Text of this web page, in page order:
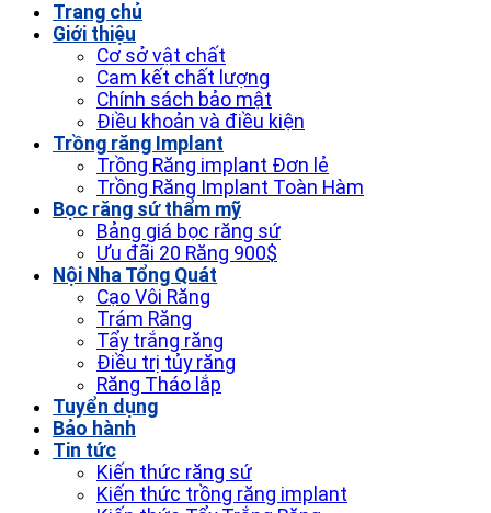
Trang chủ
Giới thiệu
Cơ sở vật chất
Cam kết chất lượng
Chính sách bảo mật
Điều khoản và điều kiện
Trồng răng Implant
Trồng Răng implant Đơn lẻ
Trồng Răng Implant Toàn Hàm
Bọc răng sứ thẩm mỹ
Bảng giá bọc răng sứ
Ưu đãi 20 Răng 900$
Nội Nha Tổng Quát
Cạo Vôi Răng
Trám Răng
Tẩy trắng răng
Điều trị tủy răng
Răng Tháo lắp
Tuyển dụng
Bảo hành
Tin tức
Kiến thức răng sứ
Kiến thức trồng răng implant